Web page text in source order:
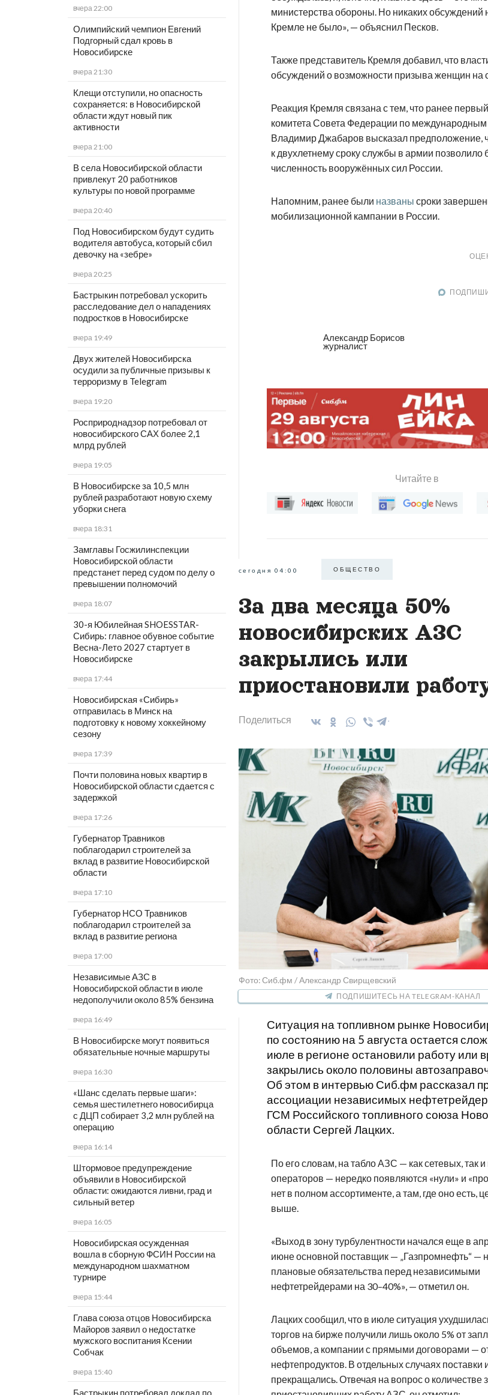
вчера 22:00
Олимпийский чемпион Евгений
Подгорный сдал кровь в
Новосибирске
вчера 21:30
Клещи отступили, но опасность
сохраняется: в Новосибирской
области ждут новый пик
активности
вчера 21:00
В села Новосибирской области
привлекут 20 работников
культуры по новой программе
вчера 20:40
Под Новосибирском будут судить
водителя автобуса, который сбил
девочку на «зебре»
вчера 20:25
Бастрыкин потребовал ускорить
расследование дел о нападениях
подростков в Новосибирске
вчера 19:49
Двух жителей Новосибирска
осудили за публичные призывы к
терроризму в Telegram
вчера 19:20
Росприроднадзор потребовал от
новосибирского САХ более 2,1
млрд рублей
вчера 19:05
В Новосибирске за 10,5 млн
рублей разработают новую схему
уборки снега
вчера 18:31
Замглавы Госжилинспекции
Новосибирской области
предстанет перед судом по делу о
превышении полномочий
вчера 18:07
30-я Юбилейная SHOESSTAR-
Сибирь: главное обувное событие
Весна-Лето 2027 стартует в
Новосибирске
вчера 17:44
Новосибирская «Сибирь»
отправилась в Минск на
подготовку к новому хоккейному
сезону
вчера 17:39
Почти половина новых квартир в
Новосибирской области сдается с
задержкой
вчера 17:26
Губернатор Травников
поблагодарил строителей за
вклад в развитие Новосибирской
области
вчера 17:10
Губернатор НСО Травников
поблагодарил строителей за
вклад в развитие региона
вчера 17:00
Независимые АЗС в
Новосибирской области в июле
недополучили около 85% бензина
вчера 16:49
В Новосибирске могут появиться
обязательные ночные маршруты
вчера 16:30
«Шанс сделать первые шаги»:
семья шестилетнего новосибирца
с ДЦП собирает 3,2 млн рублей на
операцию
вчера 16:14
Штормовое предупреждение
объявили в Новосибирской
области: ожидаются ливни, град и
сильный ветер
вчера 16:05
Новосибирская осужденная
вошла в сборную ФСИН России на
международном шахматном
турнире
вчера 15:44
Глава союза отцов Новосибирска
Майоров заявил о недостатке
мужского воспитания Ксении
Собчак
вчера 15:40
министерства обороны. Но никаких обсуждений
Кремле не было», — объяснил Песков.
Также представитель Кремля добавил, что
обсуждений о возможности призыва женщин на
Реакция Кремля связана с тем, что ранее
комитета Совета Федерации по
Владимир Джабаров высказал предположение,
к двухлетнему сроку службы в армии позволило
численность вооружённых сил России.
Напомним, ранее были названы сроки
мобилизационной кампании в России.
Александр Борисов
журналист
Читайте в
сегодня 04:00 ОБЩЕСТВО
За два месяца 50%
новосибирских АЗС
закрылись или
приостановили
Поделиться
Фото: Сиб.фм / Александр Свирщевский
ПОДПИШИТЕСЬ НА TELEGRAM-КАНАЛ
Ситуация на топливном рынке
по состоянию на 5 августа остается
июле в регионе остановили работу или
закрылись около половины
Об этом в интервью Сиб.фм рассказал
ассоциации независимых
ГСМ Российского топливного союза
области Сергей Лацких.
По его словам, на табло АЗС — как сетевых, так
операторов — нередко появляются «нули» и
нет в полном ассортименте, а там, где оно есть,
выше.
«Выход в зону турбулентности начался еще в
июне основной поставщик — „Газпромнефть“ —
плановые обязательства перед независимыми
нефтетрейдерами на 30–40%», — отметил он.
Лацких сообщил, что в июле ситуация
торгов на бирже получили лишь около 5% от
объемов, а компании с прямыми договорами —
нефтепродуктов. В отдельных случаях поставки
прекращались. Отвечая на вопрос о количестве